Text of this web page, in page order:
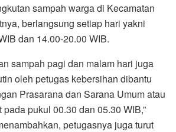
sampah warga di Kecamatan
berlangsung setiap hari yakni
dan 14.00-20.00 WIB.
sampah pagi dan malam hari juga
oleh petugas kebersihan dibantu
Prasarana dan Sarana Umum atau
pukul 00.30 dan 05.30 WIB,”
petugasnya juga turut